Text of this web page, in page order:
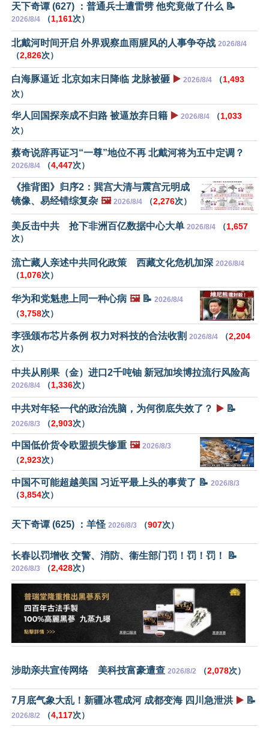
天下奇谭 (627) ：普通兵士遭雷劈 他究竟做了什么 📝
2026/8/4 （1,161次）
北戴河时间开启 外界观察血雨腥风的人事争夺战 2026/8/4
（2,826次）
白海豚逼近 北京如末日降临 龙脉被砸 ▶️ 2026/8/4 （1,493
次）
华人回国探亲成不归路 被逼放弃日籍 ▶️ 2026/8/4 （1,033
次）
蔡奇说辞再证习“一尊”地位不再 北戴河将为五中定调？
2026/8/4 （4,447次）
《推背图》归序2：巽宫大清与震宫元明成
镜像、易经错综复杂 🖼️ 2026/8/4 （2,276次）
美反击中共 抢下非洲百亿数据中心大单 2026/8/4 （1,657
次）
流亡藏人亲述中共同化政策 西藏文化危机加深 2026/8/4
（1,076次）
华为和党魁患上同一种心病 🖼️📝 2026/8/4
（3,758次）
李强颁布芯片条例 权力对科技的合法收割 2026/8/4 （2,204
次）
中共从刚果（金）进口2千吨铀 新冠加埃博拉流行风险高
2026/8/4 （1,336次）
中共对年轻一代的政治洗脑，为何彻底失效了？ ▶️ 📝
2026/8/3 （2,903次）
中国低价货令欧盟损失惨重 🖼️ 2026/8/3
（2,923次）
中国不可能超越美国 习近平最上头的事黄了 📝 2026/8/3
（3,854次）
天下奇谭 (625) ：羊怪 2026/8/3 （907次）
长春以罚增收 交警、消防、衞生部门罚！罚！罚！ 📝
2026/8/3 （2,428次）
涉助亲共宣传网络 美科技富豪遭查 2026/8/2 （2,078次）
7月底气象大乱！新疆冰雹成河 成都变海 四川急泄洪 ▶️ 📝
2026/8/2 （4,117次）